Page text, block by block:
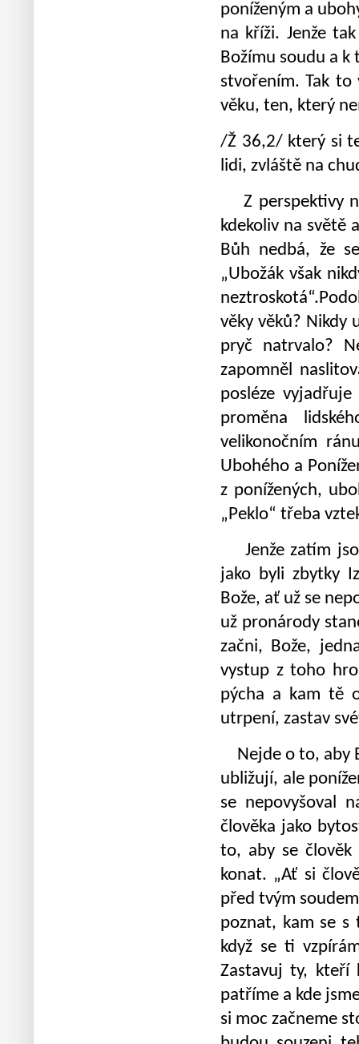
poníženým a
na kříži. Jenže
Božímu soudu a k
stvořením. Tak
věku, ten, který
/Ž 36,2/ který si
lidi, zvláště na
Z perspektivy
kdekoliv na světě
Bůh nedbá, že
„Ubožák však
věky věků? Nikdy
pryč natrvalo?
zapomněl
posléze
proměna
velikonočním
Ubohého a
z ponížených,
„Peklo“ třeba
Jenže zatím
jako byli zbytky
Bože, ať už se
už pronárody
začni, Bože,
vystup z toho
pýcha a kam tě
utrpení, zastav
Nejde o to, aby
ubližují, ale
se nepovyšoval
člověka jako
to, aby se člověk
konat. „Ať si
před tvým
poznat, kam se s
když se ti
Zastavuj ty, kteří
patříme a kde
si moc začneme